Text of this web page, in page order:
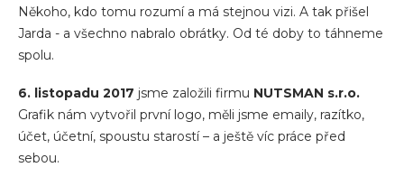
Někoho, kdo tomu rozumí a má stejnou vizi. A tak přišel
Jarda - a všechno nabralo obrátky. Od té doby to táhneme
spolu.
6. listopadu 2017 jsme založili firmu NUTSMAN s.r.o.
Grafik nám vytvořil první logo, měli jsme emaily, razítko,
účet, účetní, spoustu starostí – a ještě víc práce před
sebou.